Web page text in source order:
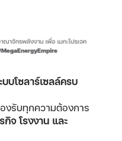
บโซลาร์เซลล์ครบ
งรับทุกความต้องการ
กิจ โรงงาน และ